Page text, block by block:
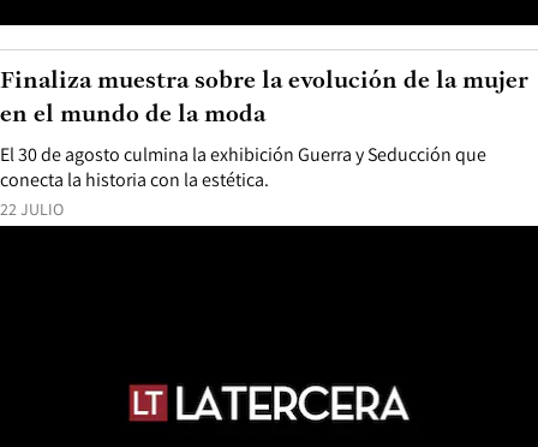
22 JULIO
El 30 de agosto culmina la exhibición Guerra y Seducción que
conecta la historia con la estética.
Finaliza muestra sobre la evolución de la mujer
en el mundo de la moda